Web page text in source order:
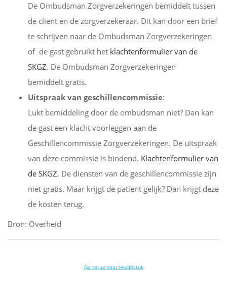
De Ombudsman Zorgverzekeringen bemiddelt tussen
de cliënt en de zorgverzekeraar. Dit kan door een brief
te schrijven naar de Ombudsman Zorgverzekeringen
of de gast gebruikt het klachtenformulier van de
SKGZ. De Ombudsman Zorgverzekeringen
bemiddelt gratis.
Uitspraak van geschillencommissie:
Lukt bemiddeling door de ombudsman niet? Dan kan
de gast een klacht voorleggen aan de
Geschillencommissie Zorgverzekeringen. De uitspraak
van deze commissie is bindend. Klachtenformulier van
de SKGZ. De diensten van de geschillencommissie zijn
niet gratis. Maar krijgt de patiënt gelijk? Dan krijgt deze
de kosten terug.
Bron: Overheid
Ga terug naar Hoofdstuk